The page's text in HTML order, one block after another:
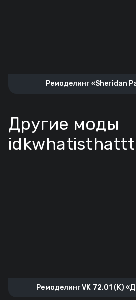
Ремоделинг «Sheridan
Другие моды
idkwhatisthattt
Ремоделинг VK 72.01 (K)